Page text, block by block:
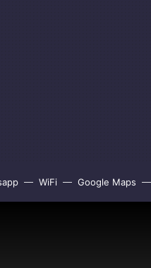
WiFi Google Maps